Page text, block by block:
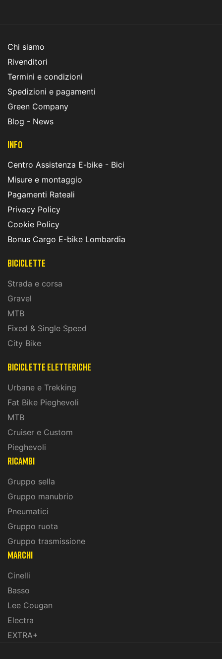
Chi siamo
Rivenditori
Termini e condizioni
Spedizioni e pagamenti
Green Company
Blog - News
INFO
Centro Assistenza E-bike - Bici
Misure e montaggio
Pagamenti Rateali
Privacy Policy
Cookie Policy
Bonus Cargo E-bike Lombardia
Biciclette
Strada e corsa
Gravel
MTB
Fixed & Single Speed
City Bike
biciclette eletteriche
Urbane e Trekking
Fat Bike Pieghevoli
MTB
Cruiser e Custom
Pieghevoli
ricambi
Gruppo sella
Gruppo manubrio
Pneumatici
Gruppo ruota
Gruppo trasmissione
marchi
Cinelli
Basso
Lee Cougan
Electra
EXTRA+